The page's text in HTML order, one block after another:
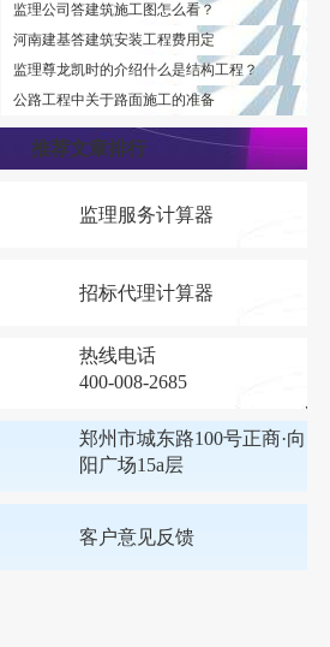
监理公司答建筑施工图怎么看？
河南建基答建筑安装工程费用定
监理尊龙凯时的介绍什么是结构工程？
公路工程中关于路面施工的准备
推荐文章排行
监理服务计算器
招标代理计算器
热线电话
400-008-2685
郑州市城东路100号正商·向
阳广场15a层
客户意见反馈